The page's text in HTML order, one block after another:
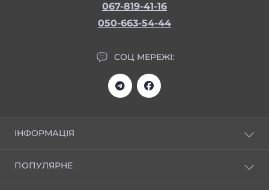
067-819-41-16
050-663-54-44
СОЦ МЕРЕЖІ:
ІНФОРМАЦІЯ
Відгуки
ПОПУЛЯРНЕ